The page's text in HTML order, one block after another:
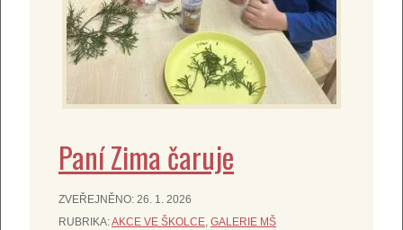
Paní Zima čaruje
ZVEŘEJNĚNO: 26. 1. 2026
RUBRIKA:AKCE VE ŠKOLCE, GALERIE MŠ